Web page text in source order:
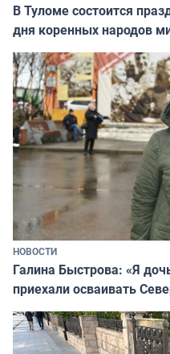
В Туломе состоится
дня коренных народов
НОВОСТИ
Галина Быстрова: «Я
приехали осваивать